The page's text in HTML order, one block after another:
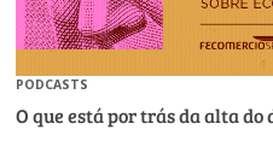
PODCASTS
O que está por trás da alta do